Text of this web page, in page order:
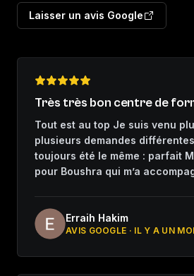
Laisser un avis Google
Très très bon centre de
Tout est au top Je suis venu
plusieurs demandes
toujours été le même : parfait Mention spéciale
pour Boushra qui m’a
Erraih Hakim
AVIS GOOGLE · IL Y A UN